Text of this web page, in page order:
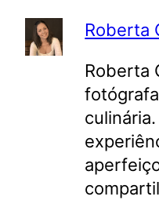
Roberta
Roberta